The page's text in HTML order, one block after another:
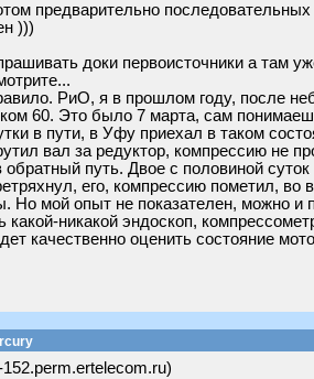
предварительно последовательных
)))
доки первоисточники а там
РиО, я в прошлом году, после
60. Это было 7 марта, сам
в пути, в Уфу приехал в таком
вал за редуктор, компрессию не
путь. Двое с половиной
его, компрессию пометил,
Но мой опыт не показателен, можно и
какой-никакой эндоскоп,
качественно оценить состояние